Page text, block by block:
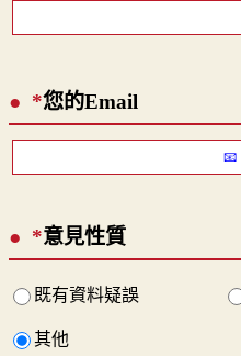
*您的Email
*意見性質
既有資料疑誤
其他